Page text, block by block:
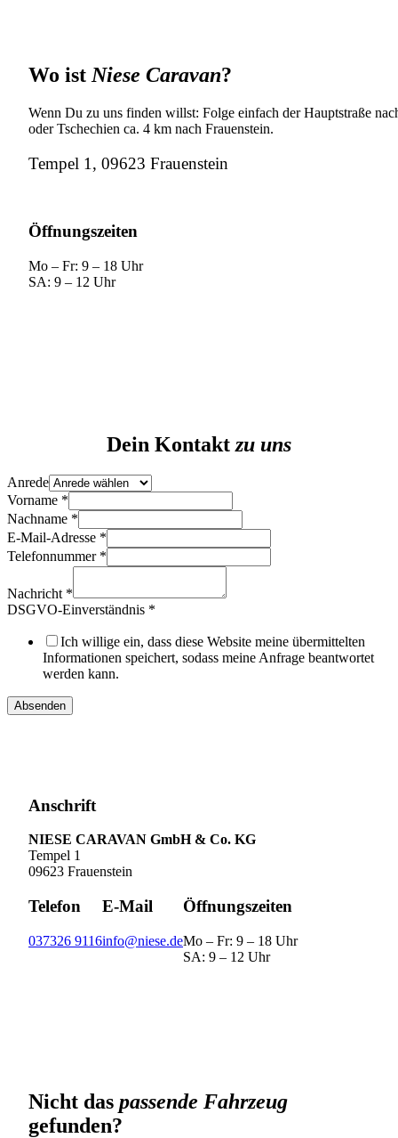
Wo istNiese Caravan?
Wenn Du zu uns finden willst: Folge einfach der Hauptstraße
oder Tschechien ca. 4 km nach Frauenstein.
Tempel 1, 09623 Frauenstein
Öffnungszeiten
Mo – Fr: 9 – 18 Uhr
SA: 9 – 12 Uhr
Dein Kontakt zu uns
Anrede
Vorname *
Nachname *
Anrede
Layout
E-Mail-Adresse *
Telefonnummer *
Nachricht *
DSGVO-Einverständnis *
Ich willige ein, dass diese Website meine übermittelten
Informationen speichert, sodass meine Anfrage beantwortet
werden kann.
Absenden
Anschrift
NIESE CARAVAN GmbH & Co. KG
Tempel 1
09623 Frauenstein
Telefon
037326 9116
E-Mail
info@niese.de
Öffnungszeiten
Mo – Fr: 9 – 18 Uhr
SA: 9 – 12 Uhr
Nicht das passende Fahrzeug
gefunden?